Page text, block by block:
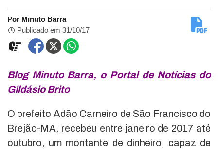
Por Minuto Barra
Publicado em 31/10/17
Blog Minuto Barra, o Portal de Notícias do
Gildásio Brito
O prefeito Adão Carneiro de São Francisco do
Brejão-MA, recebeu entre janeiro de 2017 até
outubro, um montante de dinheiro, capaz de